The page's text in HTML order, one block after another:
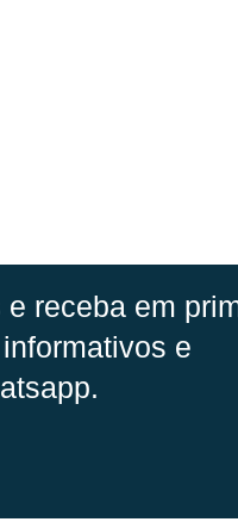
receba em
e